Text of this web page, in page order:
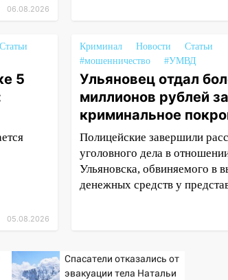
06.08.2026
Статьи
5
05.08.2026
Криминал Новости
Статьи
#мошенничество
#УМВД
Ульяновец отдал
миллионов рублей за
криминальное
Полицейские завершили
уголовного дела в
Ульяновска, обвиняемого в
денежных средств у
Спасатели отказались от
эвакуации тела Натальи